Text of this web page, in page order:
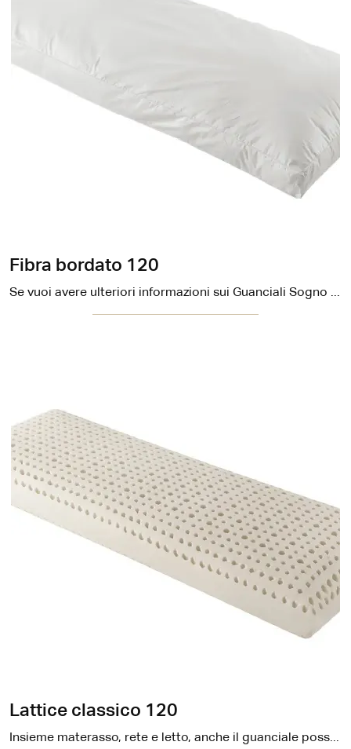
Fibra bordato 120
Se vuoi avere ulteriori informazioni sui Guanciali Sogno Veneto, contattaci subito: i nostri esperti ti attendono per farti vedere le soluzioni ...
Lattice classico 120
Insieme materasso, rete e letto, anche il guanciale possiede un funzione fondamentale a determinare la qualità del sonno.